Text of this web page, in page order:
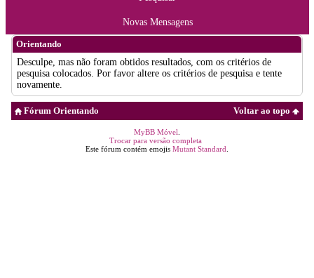
Novas Mensagens
Orientando
Desculpe, mas não foram obtidos resultados, com os critérios de
pesquisa colocados. Por favor altere os critérios de pesquisa e tente
novamente.
Voltar ao topo
Fórum Orientando
MyBB Móvel
Trocar para versão completa
Este fórum contém emojis Mutant Standard